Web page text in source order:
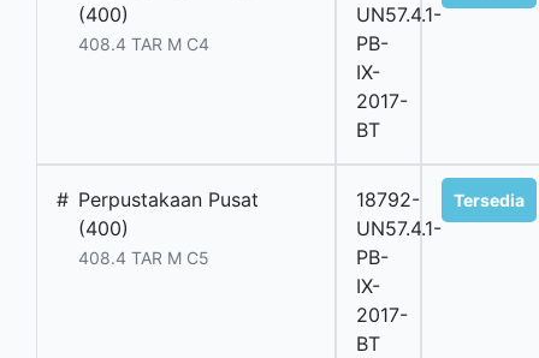
(400)
408.4 TAR M C4
UN57.4.1-
PB-
IX-
2017-
BT
# Perpustakaan Pusat
(400)
408.4 TAR M C5
18792-
UN57.4.1-
PB-
IX-
2017-
BT
Tersedia